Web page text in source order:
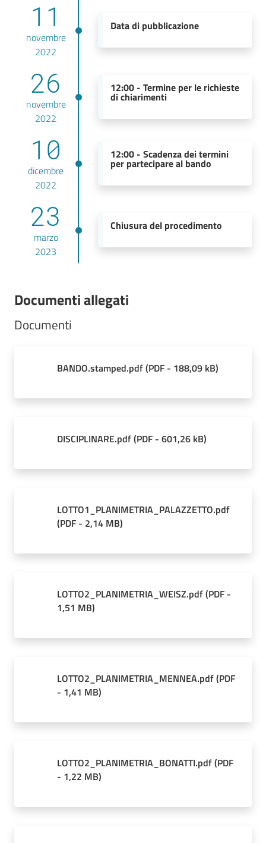
11
novembre
2022
Data di pubblicazione
26
novembre
2022
12:00 - Termine per le richieste
di chiarimenti
10
dicembre
2022
12:00 - Scadenza dei termini
per partecipare al bando
23
marzo
2023
Chiusura del procedimento
Documenti allegati
Documenti
BANDO.stamped.pdf(PDF - 188,09 kB)
DISCIPLINARE.pdf(PDF - 601,26 kB)
LOTTO1_PLANIMETRIA_PALAZZETTO.pdf
(PDF - 2,14 MB)
LOTTO2_PLANIMETRIA_WEISZ.pdf(PDF -
1,51 MB)
LOTTO2_PLANIMETRIA_MENNEA.pdf(PDF
- 1,41 MB)
LOTTO2_PLANIMETRIA_BONATTI.pdf(PDF
- 1,22 MB)